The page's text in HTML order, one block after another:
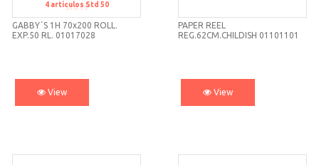
Std 50
GABBY´S 1H 70x200 ROLL.
EXP.50 RL. 01017028
4 artículosStd 50
View
PAPER REEL
REG.62CM.CHILDISH 01101101
View